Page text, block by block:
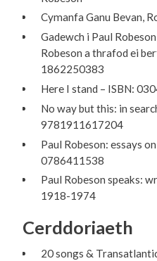
Cymanfa Ganu Bevan,
Gadewch i Paul
Robeson a thrafod ei
1862250383
Here I stand – ISBN:
No way but this: in
9781911617204
Paul Robeson: essays
0786411538
Paul Robeson speaks:
1918-1974
Cerddoriaeth
20 songs &